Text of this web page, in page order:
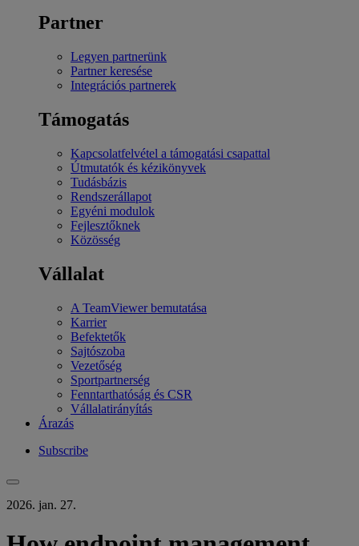
Partner
Legyen partnerünk
Partner keresése
Integrációs partnerek
Támogatás
Kapcsolatfelvétel a támogatási csapattal
Útmutatók és kézikönyvek
Tudásbázis
Rendszerállapot
Egyéni modulok
Fejlesztőknek
Közösség
Vállalat
A TeamViewer bemutatása
Karrier
Befektetők
Sajtószoba
Vezetőség
Sportpartnerség
Fenntarthatóság és CSR
Vállalatirányítás
Árazás
Subscribe
2026. jan. 27.